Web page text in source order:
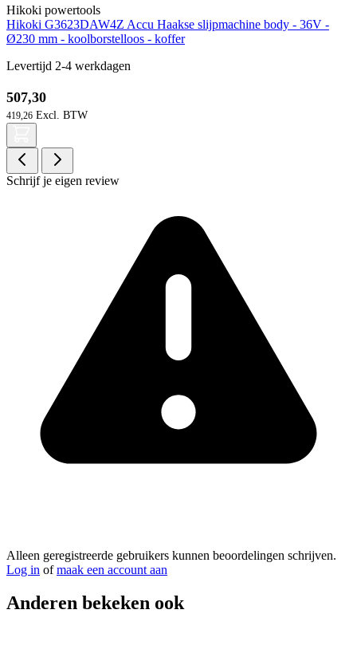
Hikoki powertools
Hikoki G3623DAW4Z Accu Haakse slijpmachine body - 36V -
Ø230 mm - koolborstelloos - koffer
Levertijd 2-4 werkdagen
507,30
419,26
Schrijf je eigen review
Alleen geregistreerde gebruikers kunnen beoordelingen schrijven.
Log in ofmaak een account aan
Anderen bekeken ook